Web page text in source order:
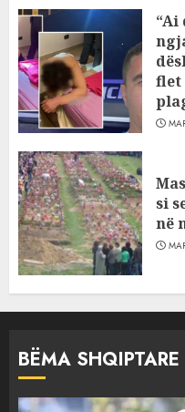
flet
si
në
BËMA SHQIPTARE